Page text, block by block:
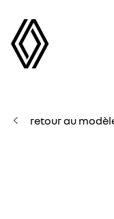
retour au